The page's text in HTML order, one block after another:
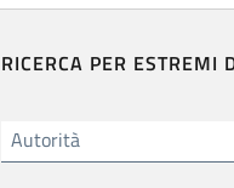
RICERCA PER ESTREMI
Autorità